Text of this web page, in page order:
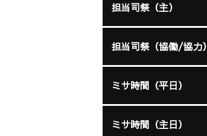
担当司祭（主）
担当司祭（協働/協力）
ミサ時間（平日）
ミサ時間（主日）